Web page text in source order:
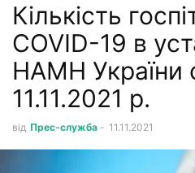
Кількість
COVID-19 в
НАМН України
11.11.2021 р.
від Прес-служба - 11.11.2021